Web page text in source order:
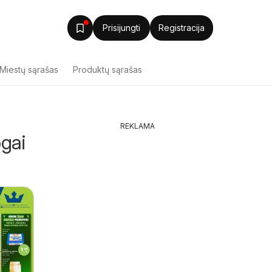
Prisijungti Registracija
Miestų sąrašas Produktų sąrašas
REKLAMA